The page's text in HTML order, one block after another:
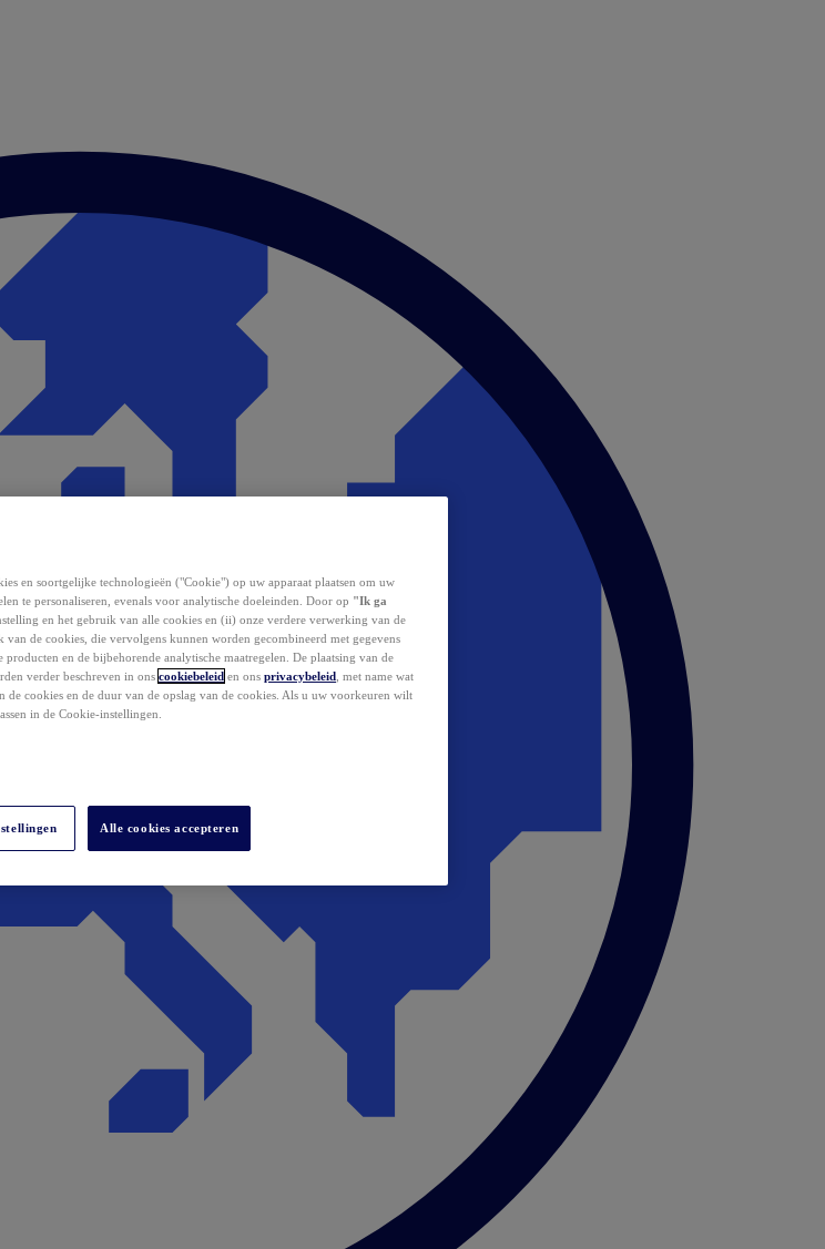
en soortgelijke technologieën ("Cookie") op uw apparaat plaatsen om uw
te personaliseren, evenals voor analytische doeleinden. Door op "Ik ga
en het gebruik van alle cookies en (ii) onze verdere verwerking van de
de cookies, die vervolgens kunnen worden gecombineerd met gegevens
en de bijbehorende analytische maatregelen. De plaatsing van de
verder beschreven in ons cookiebeleid en ons privacybeleid , met name wat
de cookies en de duur van de opslag van de cookies. Als u uw voorkeuren wilt
in de Cookie-instellingen.
Alle cookies accepteren